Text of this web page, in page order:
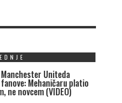
Uniteda
Mehaničaru platio
ne novcem (VIDEO)